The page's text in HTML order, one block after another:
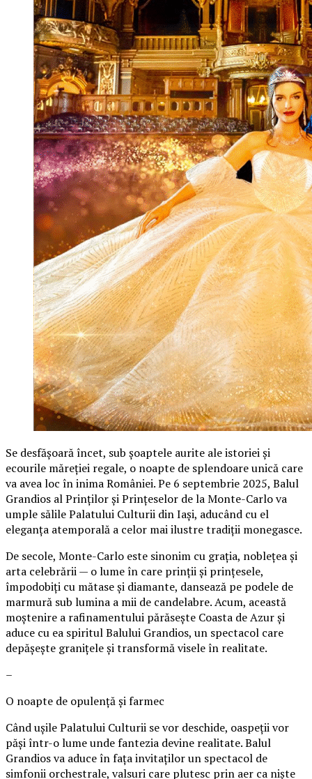
Se desfășoară încet, sub șoaptele aurite ale istoriei și
ecourile măreției regale, o noapte de splendoare unică care
va avea loc în inima României. Pe 6 septembrie 2025, Balul
Grandios al Prinților și Prințeselor de la Monte-Carlo va
umple sălile Palatului Culturii din Iași, aducând cu el
eleganța atemporală a celor mai ilustre tradiții monegasce.
De secole, Monte-Carlo este sinonim cu grația, noblețea și
arta celebrării — o lume în care prinții și prințesele,
împodobiți cu mătase și diamante, dansează pe podele de
marmură sub lumina a mii de candelabre. Acum, această
moștenire a rafinamentului părăsește Coasta de Azur și
aduce cu ea spiritul Balului Grandios, un spectacol care
depășește granițele și transformă visele în realitate.
–
O noapte de opulență și farmec
Când ușile Palatului Culturii se vor deschide, oaspeții vor
păși într-o lume unde fantezia devine realitate. Balul
Grandios va aduce în fața invitaților un spectacol de
simfonii orchestrale, valsuri care plutesc prin aer ca niște